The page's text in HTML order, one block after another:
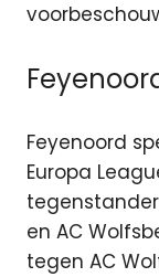
Feyenoord
Europa
en AC
tegen AC